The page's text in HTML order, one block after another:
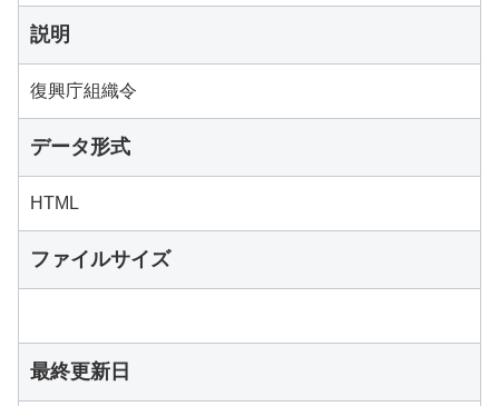
説明
復興庁組織令
データ形式
HTML
ファイルサイズ
最終更新日